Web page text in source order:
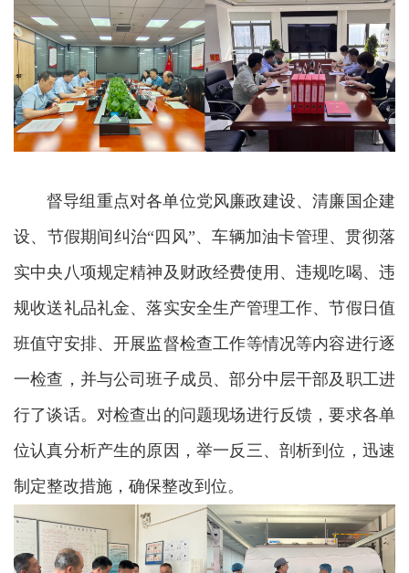
督导组重点对各单位党风廉政建设、清廉国企建
设、节假期间纠治“四风”、车辆加油卡管理、贯彻落
实中央八项规定精神及财政经费使用、违规吃喝、违
规收送礼品礼金、落实安全生产管理工作、节假日值
班值守安排、开展监督检查工作等情况等内容进行逐
一检查，并与公司班子成员、部分中层干部及职工进
行了谈话。对检查出的问题现场进行反馈，要求各单
位认真分析产生的原因，举一反三、剖析到位，迅速
制定整改措施，确保整改到位。